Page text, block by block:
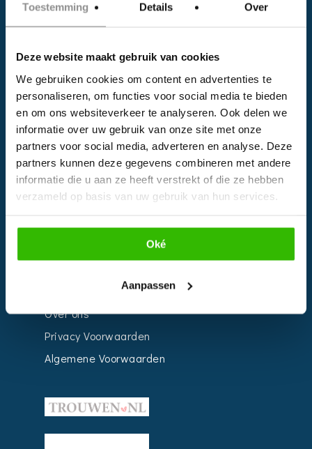
Toestemming Details Over
Deze website maakt gebruik van cookies
We gebruiken cookies om content en advertenties te
personaliseren, om functies voor social media te bieden
en om ons websiteverkeer te analyseren. Ook delen we
informatie over uw gebruik van onze site met onze
partners voor social media, adverteren en analyse. Deze
partners kunnen deze gegevens combineren met andere
informatie die u aan ze heeft verstrekt of die ze hebben
verzameld op basis van uw gebruik van hun services.
Oké
Aanpassen
EVENTS
Kalender
Bedrijven
Impressie
Weddingplanner
Over ons
Privacy Voorwaarden
Algemene Voorwaarden